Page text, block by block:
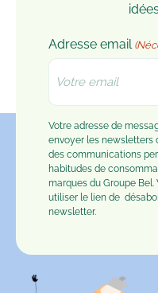
Adresse email
Votre adresse de
envoyer les newsletters
des communications
habitudes de
marques du Groupe
utiliser le lien de
newsletter.